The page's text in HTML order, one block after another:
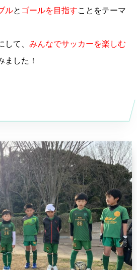
ルと ゴールを目指すことをテーマ
て、 みんなでサッカーを楽しむ
ました！